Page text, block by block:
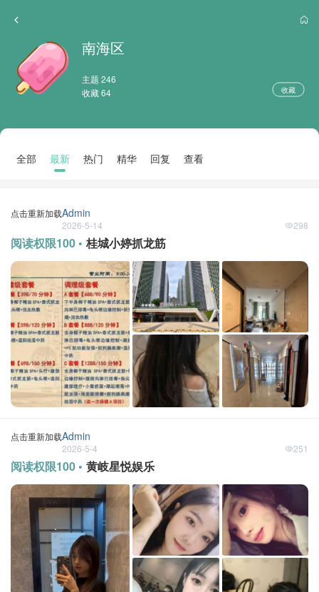
南海区
主题 246
收藏 64
收藏
全部 最新 热门 精华 回复 查看
点击重新加载Admin
2026-5-14 298
阅读权限100 • 桂城小婷抓龙筋
点击重新加载Admin
2026-5-4 251
阅读权限100 • 黄岐星悦娱乐